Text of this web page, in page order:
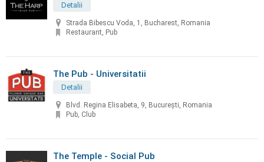
Detalii
Strada Bibescu Voda, 1, Bucharest, Romania
Restaurant, Pub
The Pub - Universitatii
Detalii
Blvd. Regina Elisabeta, 9, București, Romania
Pub, Club
The Temple - Social Pub